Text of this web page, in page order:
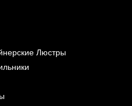
Люстры